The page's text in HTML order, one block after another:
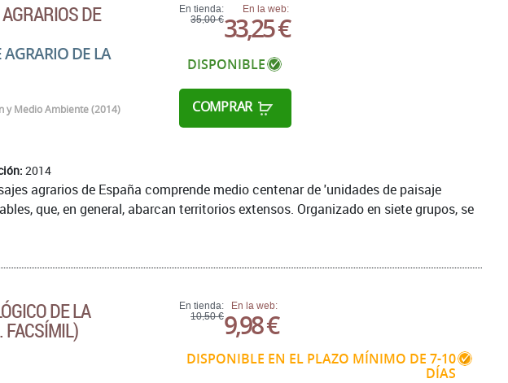
DE
AGRARIO DE LA
y Medio Ambiente (2014)
2014
En tienda:
35,00 €
En la web:
33,25 €
DISPONIBLE
COMPRAR
agrarios de España comprende medio centenar de 'unidades de paisaje
que, en general, abarcan territorios extensos. Organizado en siete grupos, se
DE LA
FACSÍMIL)
En tienda:
10,50 €
En la web:
9,98 €
DISPONIBLE EN EL PLAZO MÍNIMO DE 7-10
DÍAS